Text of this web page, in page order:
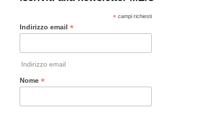
*campi richiesti
Indirizzo email *
Indirizzo email
Nome *